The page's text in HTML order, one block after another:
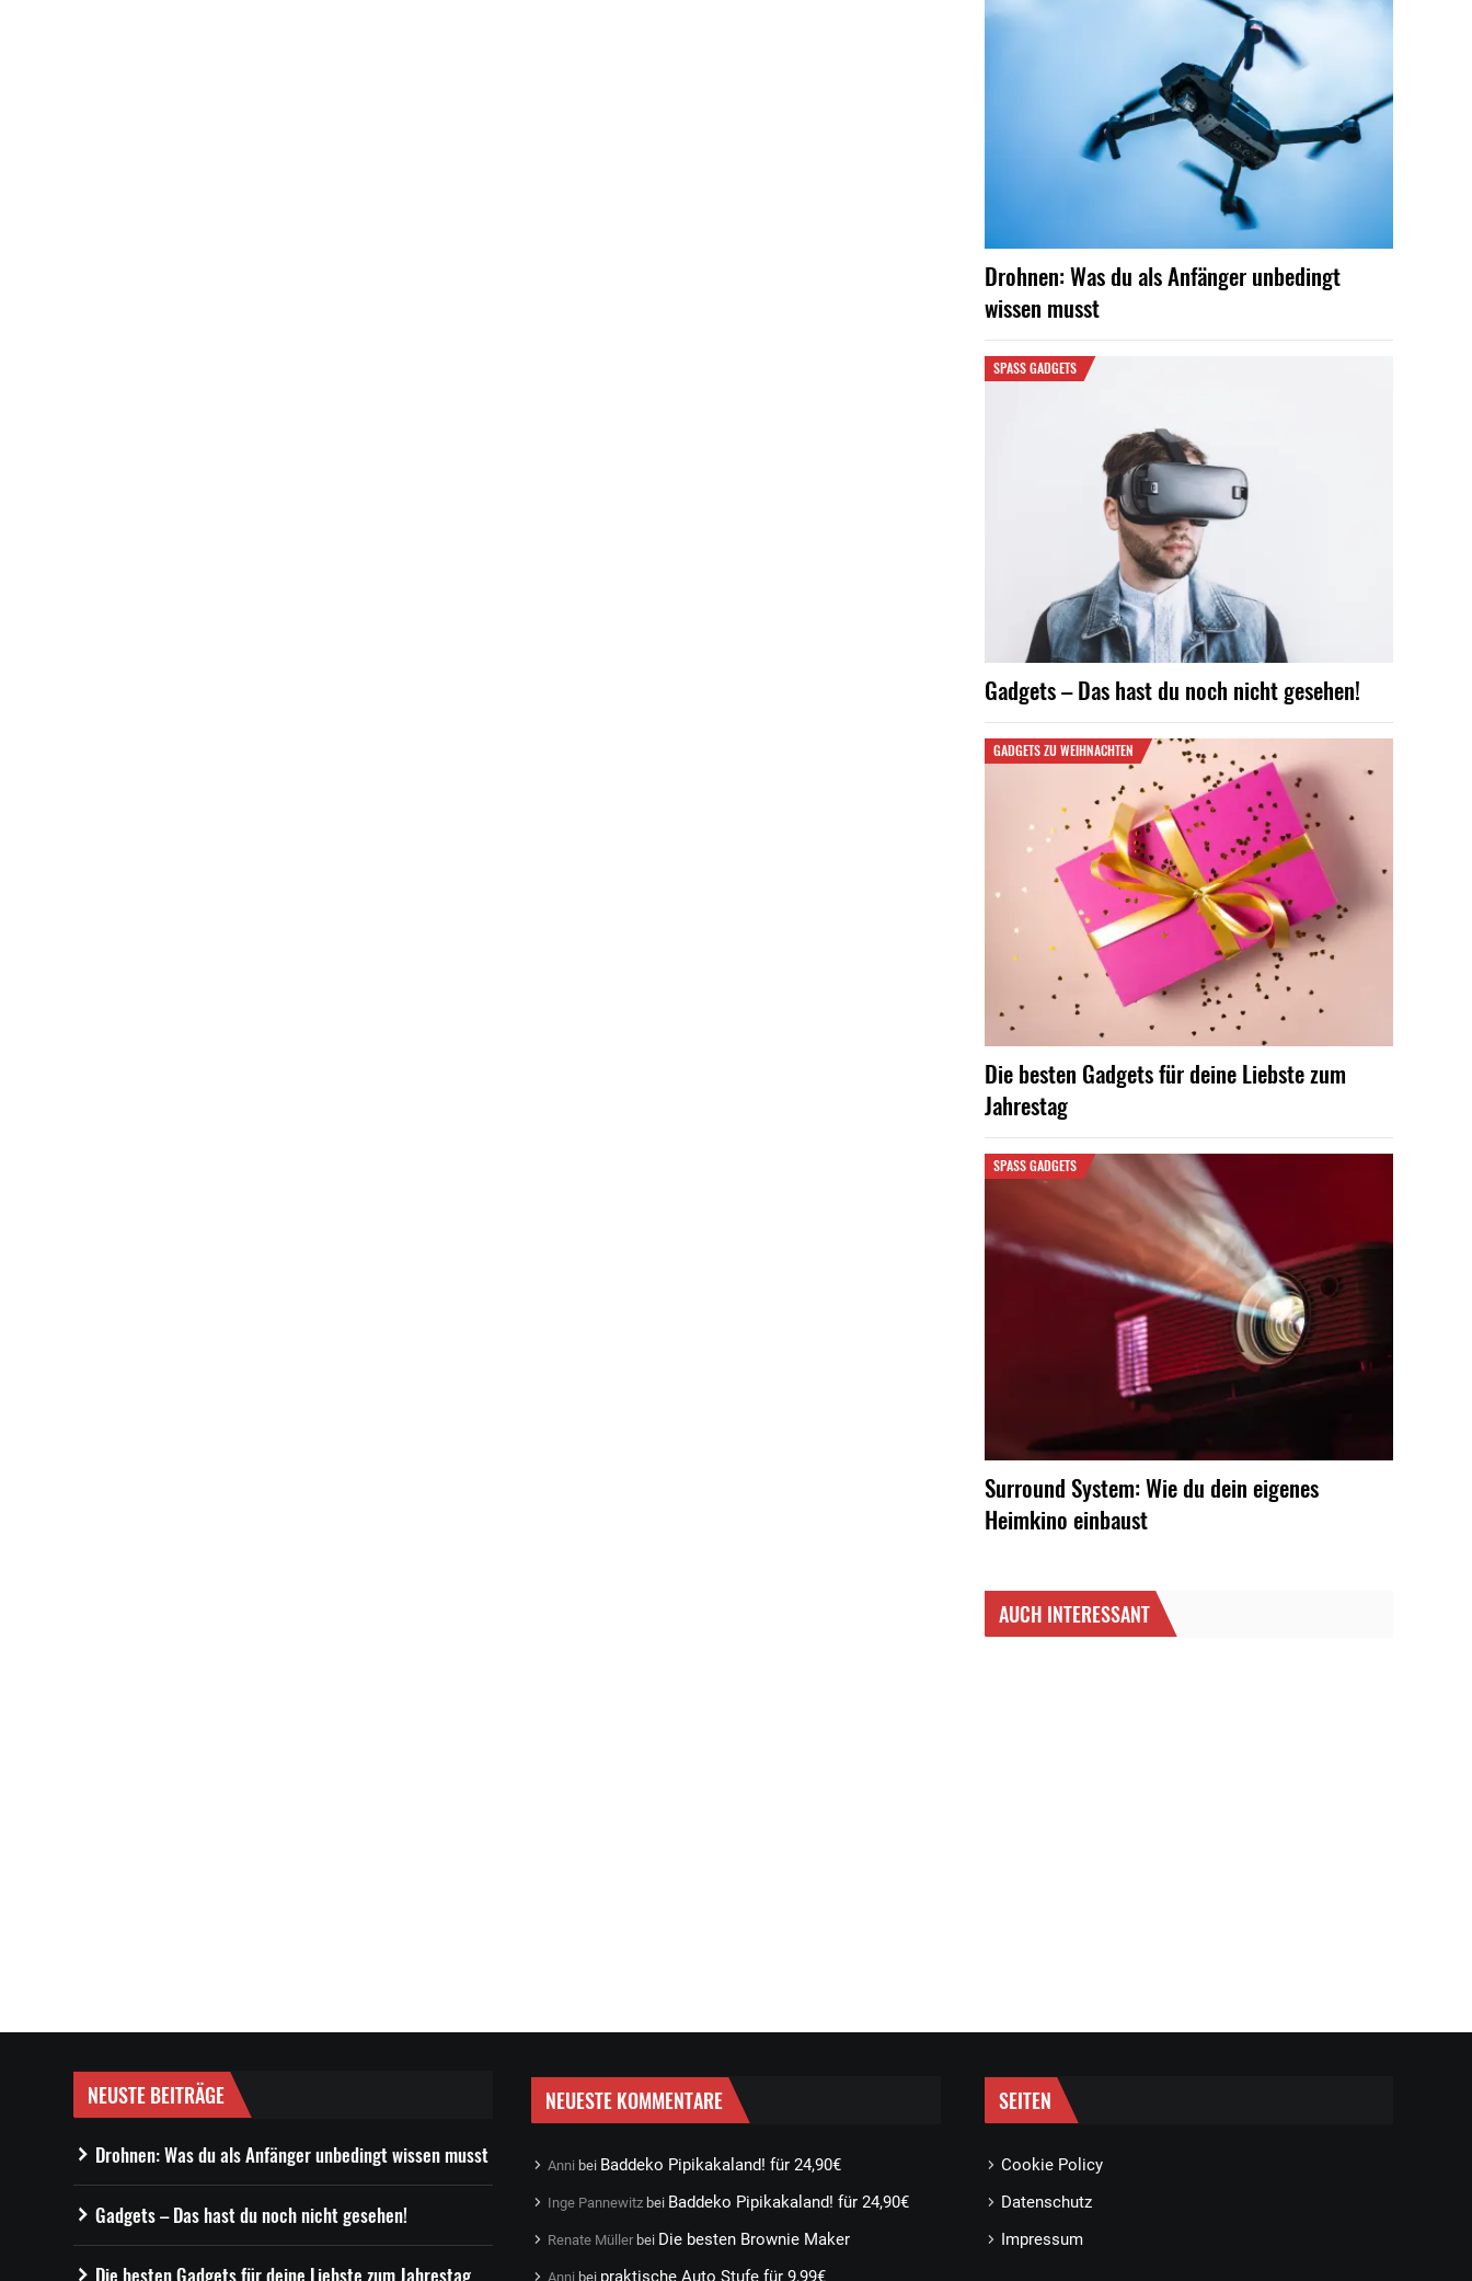
Drohnen: Was du als Anfänger unbedingt
wissen musst
SPASS GADGETS
Gadgets – Das hast du noch nicht gesehen!
GADGETS ZU WEIHNACHTEN
Die besten Gadgets für deine Liebste zum
Jahrestag
SPASS GADGETS
Surround System: Wie du dein eigenes
Heimkino einbaust
AUCH INTERESSANT
NEUSTE BEITRÄGE
Drohnen: Was du als Anfänger unbedingt wissen musst
Gadgets – Das hast du noch nicht gesehen!
Die besten Gadgets für deine Liebste zum Jahrestag
NEUESTE KOMMENTARE
Anni bei Baddeko Pipikakaland! für 24,90€
Inge Pannewitz bei Baddeko Pipikakaland! für 24,90€
Renate Müller bei Die besten Brownie Maker
Anni bei praktische Auto Stufe für 9,99€
SEITEN
Cookie Policy
Datenschutz
Impressum